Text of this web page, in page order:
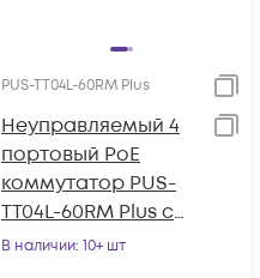
PUS-TT04L-60RM Plus
Неуправляемый 4
портовый PoE
коммутатор PUS-
TT04L-60RM Plus с
изоляцией портов и
В наличии: 10+ шт